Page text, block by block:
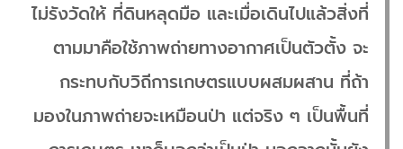
ไม่รังวัดให้ ที่ดินหลุดมือ และเมื่อเดินไปแล้วสิ่งที่
ตามมาคือใช้ภาพถ่ายทางอากาศเป็นตัวตั้ง จะ
กระทบกับวิถีการเกษตรแบบผสมผสาน ที่ถ้า
มองในภาพถ่ายจะเหมือนป่า แต่จริง ๆ เป็นพื้นที่